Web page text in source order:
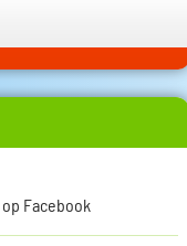
op Facebook